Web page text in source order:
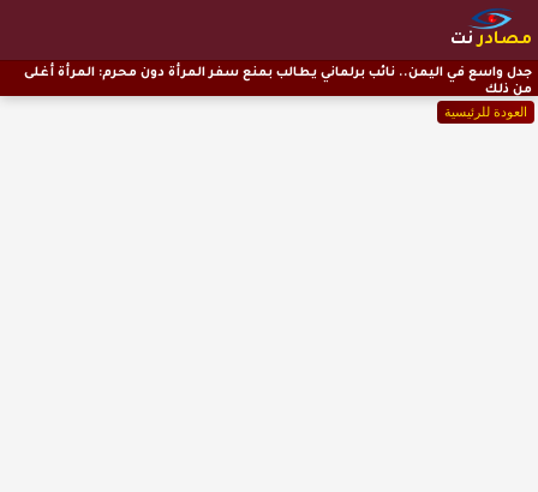
مصادرنت
العودة للرئيسية
جدل واسع في اليمن.. نائب برلماني يطالب بمنع سفر المرأة دون محرم: المرأة أغلى
من ذلك